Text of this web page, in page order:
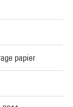
papier